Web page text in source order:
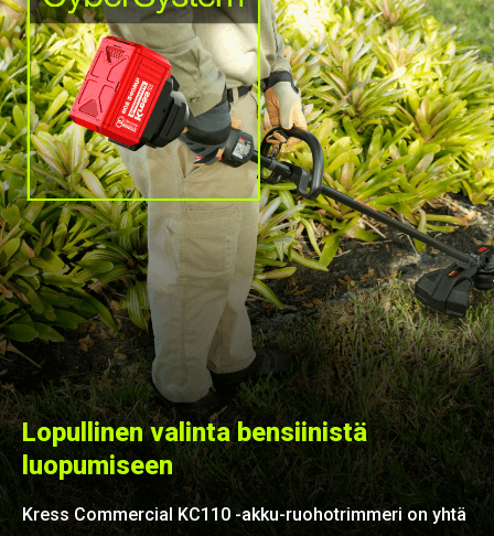
Lopullinen valinta bensiinistä
luopumiseen
Kress Commercial KC110 -akku-ruohotrimmeri on yhtä